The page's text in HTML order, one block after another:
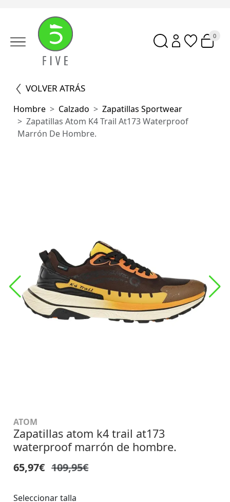
0
VOLVER ATRÁS
Hombre Calzado
Zapatillas Sportwear
Zapatillas Atom K4 Trail At173 Waterproof
Marrón De Hombre.
ATOM
Zapatillas atom k4 trail at173
waterproof marrón de hombre.
65,97€ 109,95€
Seleccionar talla